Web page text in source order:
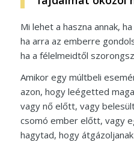
Mi lehet a haszna annak,
ha arra az emberre
ha a félelmeidtől
Amikor egy múltbeli
azon, hogy leégetted
vagy nő előtt, vagy
csomó ember előtt, vagy
hagytad, hogy